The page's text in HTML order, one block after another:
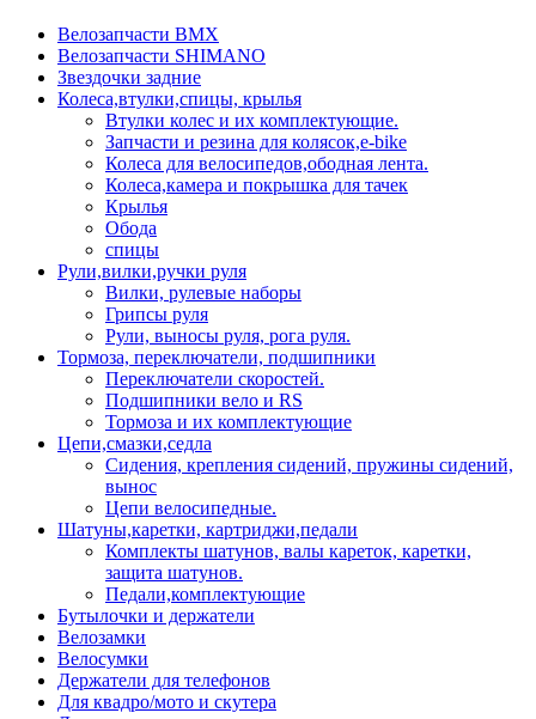
Велозапчасти BMX
Велозапчасти SHIMANO
Звездочки задние
Колеса,втулки,спицы, крылья
Втулки колес и их комплектующие.
Запчасти и резина для колясок,e-bike
Колеса для велосипедов,ободная лента.
Колеса,камера и покрышка для тачек
Крылья
Обода
спицы
Рули,вилки,ручки руля
Вилки, рулевые наборы
Грипсы руля
Рули, выносы руля, рога руля.
Тормоза, переключатели, подшипники
Переключатели скоростей.
Подшипники вело и RS
Тормоза и их комплектующие
Цепи,смазки,седла
Сидения, крепления сидений, пружины сидений,
вынос
Цепи велосипедные.
Шатуны,каретки, картриджи,педали
Комплекты шатунов, валы кареток, каретки,
защита шатунов.
Педали,комплектующие
Бутылочки и держатели
Велозамки
Велосумки
Держатели для телефонов
Для квадро/мото и скутера